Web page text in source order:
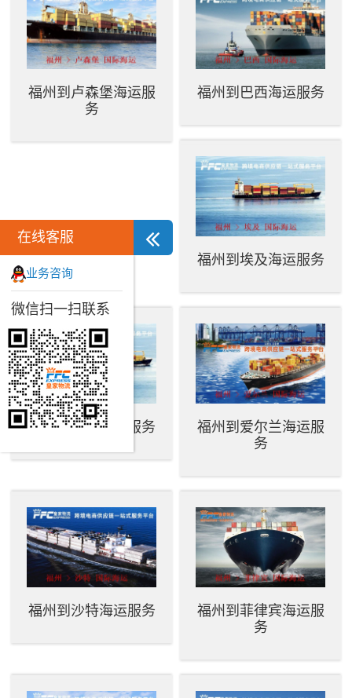
福州到卢森堡海运服
务
福州到巴西海运服务
福州到埃及海运服务
福州到希腊海运服务
福州到爱尔兰海运服
务
福州到沙特海运服务
福州到菲律宾海运服
务
在线客服
业务咨询
微信扫一扫联系